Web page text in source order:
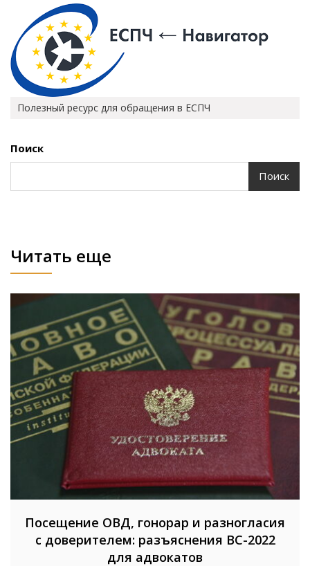
Полезный ресурс для обращения в ЕСПЧ
Поиск
Поиск
Читать еще
Посещение ОВД, гонорар и разногласия
с доверителем: разъяснения ВС-2022
для адвокатов